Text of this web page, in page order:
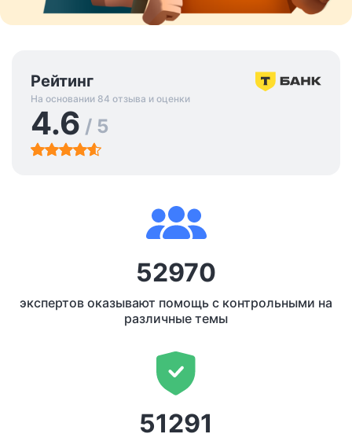
Рейтинг
На основании 84 отзыва и оценки
4.6 / 5
52970
экспертов оказывают помощь с контрольными на
различные темы
51291